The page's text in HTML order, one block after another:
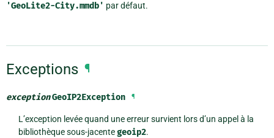
'GeoLite2-City.mmdb' par défaut.
Exceptions ¶
exceptionGeoIP2Exception ¶
L’exception levée quand une erreur survient lors d’un appel à la
bibliothèque sous-jacentegeoip2.